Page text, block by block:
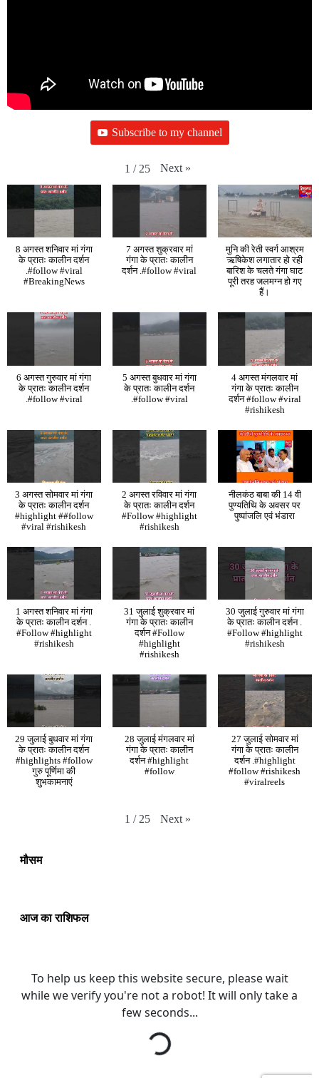
Subscribe to my channel
1 / 25 Next »
8 अगस्त शनिवार मां गंगा
के प्रातः कालीन दर्शन
.#follow #viral
#BreakingNews
7 अगस्त शुक्रवार मां
गंगा के प्रातः कालीन
दर्शन .#follow #viral
मुनि की रेती स्वर्ग आश्रम
ऋषिकेश लगातार हो रही
बारिश के चलते गंगा घाट
पूरी तरह जलमग्न हो गए
हैं।
6 अगस्त गुरुवार मां गंगा
के प्रातः कालीन दर्शन
.#follow #viral
5 अगस्त बुधवार मां गंगा
के प्रातः कालीन दर्शन
.#follow #viral
4 अगस्त मंगलवार मां
गंगा के प्रातः कालीन
दर्शन #follow #viral
#rishikesh
3 अगस्त सोमवार मां गंगा
के प्रातः कालीन दर्शन
#highlight ##follow
#viral #rishikesh
2 अगस्त रविवार मां गंगा
के प्रातः कालीन दर्शन
#Follow #highlight
#rishikesh
नीलकंठ बाबा की 14 वी
पुण्यतिथि के अवसर पर
पुष्पांजलि एवं भंडारा
1 अगस्त शनिवार मां गंगा
के प्रातः कालीन दर्शन .
#Follow #highlight
#rishikesh
31 जुलाई शुक्रवार मां
गंगा के प्रातः कालीन
दर्शन #Follow
#highlight
#rishikesh
30 जुलाई गुरुवार मां गंगा
के प्रातः कालीन दर्शन .
#Follow #highlight
#rishikesh
29 जुलाई बुधवार मां गंगा
के प्रातः कालीन दर्शन
#highlights #follow
गुरु पूर्णिमा की
शुभकामनाएं
28 जुलाई मंगलवार मां
गंगा के प्रातः कालीन
दर्शन #highlight
#follow
27 जुलाई सोमवार मां
गंगा के प्रातः कालीन
दर्शन .#highlight
#follow #rishikesh
#viralreels
1 / 25 Next »
मौसम
आज का राशिफल